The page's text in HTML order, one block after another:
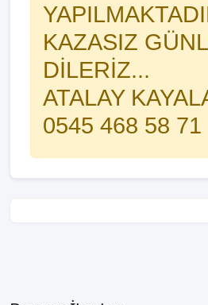
KAZASIZ
DİLERİZ...
ATALAY
0545 468 58 71